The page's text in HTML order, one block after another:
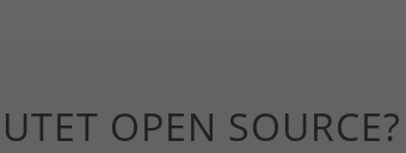
OPEN SOURCE?